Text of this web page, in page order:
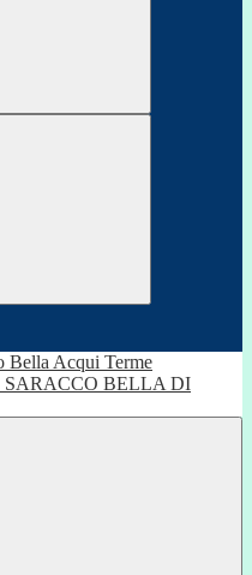
SARACCO BELLA DI